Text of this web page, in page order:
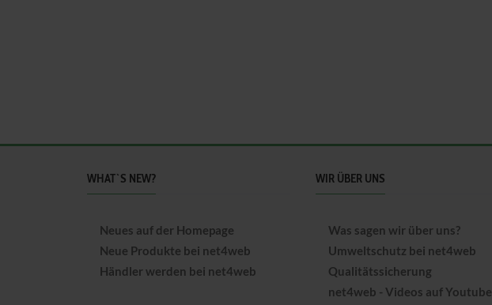
WHAT`S NEW?
Neues auf der Homepage
Neue Produkte bei net4web
Händler werden bei net4web
WIR ÜBER UNS
Was sagen wir über uns?
Umweltschutz bei net4web
Qualitätssicherung
net4web - Videos auf Youtube